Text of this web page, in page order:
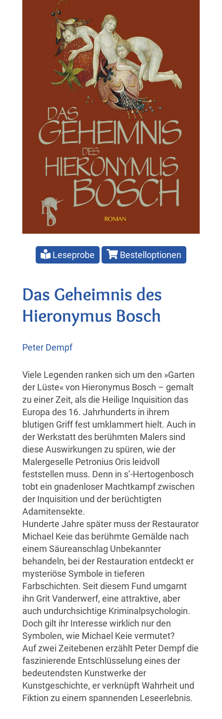
Leseprobe Bestelloptionen
Das Geheimnis des
Hieronymus Bosch
Peter Dempf
Viele Legenden ranken sich um den »Garten
der Lüste« von Hieronymus Bosch – gemalt
zu einer Zeit, als die Heilige Inquisition das
Europa des 16. Jahrhunderts in ihrem
blutigen Griff fest umklammert hielt. Auch in
der Werkstatt des berühmten Malers sind
diese Auswirkungen zu spüren, wie der
Malergeselle Petronius Oris leidvoll
feststellen muss. Denn in s’-Hertogenbosch
tobt ein gnadenloser Machtkampf zwischen
der Inquisition und der berüchtigten
Adamitensekte.
Hunderte Jahre später muss der Restaurator
Michael Keie das berühmte Gemälde nach
einem Säureanschlag Unbekannter
behandeln, bei der Restauration entdeckt er
mysteriöse Symbole in tieferen
Farbschichten. Seit diesem Fund umgarnt
ihn Grit Vanderwerf, eine attraktive, aber
auch undurchsichtige Kriminalpsychologin.
Doch gilt ihr Interesse wirklich nur den
Symbolen, wie Michael Keie vermutet?
Auf zwei Zeitebenen erzählt Peter Dempf die
faszinierende Entschlüsselung eines der
bedeutendsten Kunstwerke der
Kunstgeschichte, er verknüpft Wahrheit und
Fiktion zu einem spannenden Leseerlebnis.